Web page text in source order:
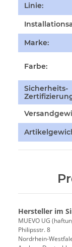
Wert
Linie:
Marke:
Farbe:
Sicherheits-
Hersteller im
MUEVO UG
Philipsstr. 8
Nordrhein-